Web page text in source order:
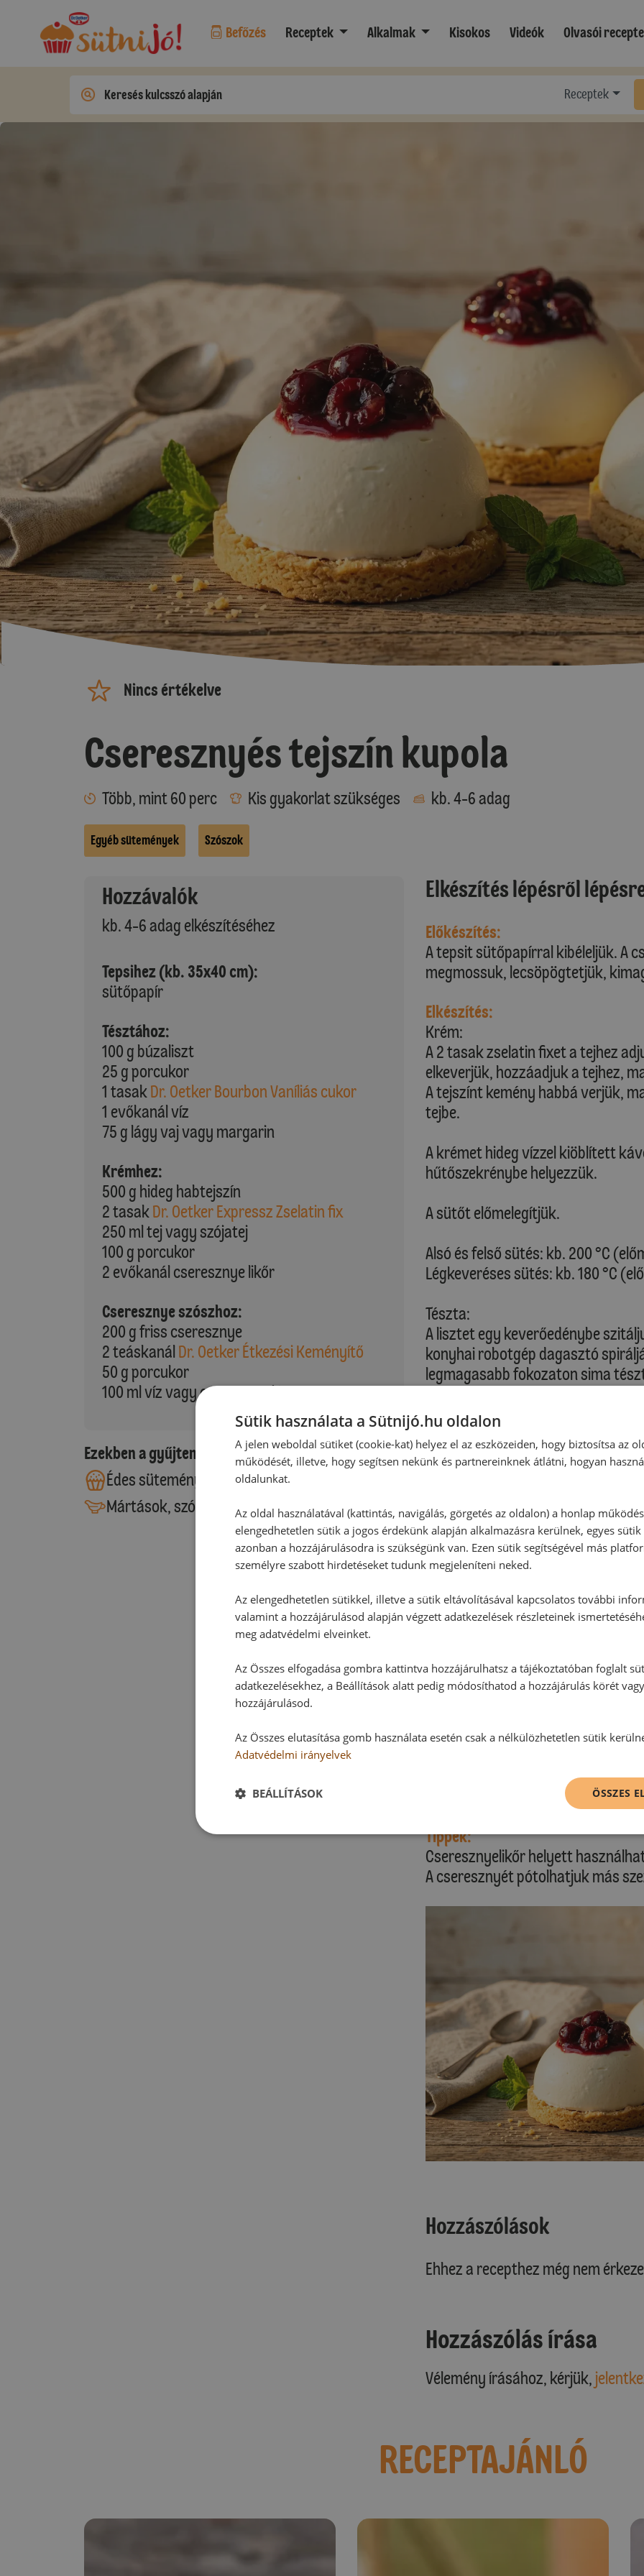
Befőzés Receptek Alkalmak Kisokos Videók Olvasói
Receptek
Nincs értékelve
Cseresznyés tejszín kupola
Több, mint 60 perc Kis gyakorlat szükséges kb. 4-6 adag
Egyéb sütemények Szószok
Hozzávalók
kb. 4-6 adag elkészítéséhez
Tepsihez (kb. 35x40 cm):
sütőpapír
Tésztához:
100 g búzaliszt
25 g porcukor
1 tasakDr. Oetker Bourbon Vaníliás cukor
1 evőkanál víz
75 g lágy vaj vagy margarin
Krémhez:
500 g hideg habtejszín
2 tasakDr. Oetker Expressz Zselatin fix
250 ml tej vagy szójatej
100 g porcukor
2 evőkanál cseresznye likőr
Cseresznye szószhoz:
200 g friss cseresznye
2 teáskanálDr. Oetker Étkezési Keményítő
50 g porcukor
100 ml víz vagy cseresznyelé
Ezekben a gyűjteményekben található:
Édes sütemények
Mártások, szószok, pürék
Elkészítés lépésről
Előkészítés:
A tepsit sütőpapírral kibéleljük. A
megmossuk, lecsöpögtetjük,
Elkészítés:
Krém:
A 2 tasak zselatin fixet a tejhez
elkeverjük, hozzáadjuk a tejhez,
A tejszínt kemény habbá verjük,
tejbe.
A krémet hideg vízzel kiöblített
hűtőszekrénybe helyezzük.
A sütőt előmelegítjük.
Alsó és felső sütés: kb. 200 °C
Légkeveréses sütés: kb. 180 °C
Tészta:
A lisztet egy keverőedénybe
konyhai robotgép dagasztó
legmagasabb fokozaton sima
lisztezett munkalapon vékonyra
lapokat szaggatunk belőle. A
megszurkáljuk, majd az
középső részébe toljuk, és a
Kérjük, vegye figyelembe saját
A megsült tésztát a sütőpapírral
A hűtőből kivéve a krémet a
Az étkezési keményítőt a cukorral
cseresznyelé hozzáadásával
cseresznyelevet az előkészített
mellett felforraljuk, majd
A tortácskákat a még langyos
Tippek:
Cseresznyelikőr helyett
A cseresznyét pótolhatjuk más
Hozzászólások
Ehhez a recepthez még nem
Hozzászólás írása
Vélemény írásához, kérjük,
RECEPTAJÁNLÓ
Sütik használata a Sütnijó.hu oldalon
A jelen weboldal sütiket (cookie-kat) helyez el az eszközeiden, hogy biztosítsa az
működését, illetve, hogy segítsen nekünk és partnereinknek átlátni, hogyan
oldalunkat.
Az oldal használatával (kattintás, navigálás, görgetés az oldalon) a honlap
elengedhetetlen sütik a jogos érdekünk alapján alkalmazásra kerülnek, egyes
azonban a hozzájárulásodra is szükségünk van. Ezen sütik segítségével más
személyre szabott hirdetéseket tudunk megjeleníteni neked.
Az elengedhetetlen sütikkel, illetve a sütik eltávolításával kapcsolatos további
valamint a hozzájárulásod alapján végzett adatkezelések részleteinek
meg adatvédelmi elveinket.
Az Összes elfogadása gombra kattintva hozzájárulhatsz a tájékoztatóban foglalt
adatkezelésekhez, a Beállítások alatt pedig módosíthatod a hozzájárulás körét
hozzájárulásod.
Az Összes elutasítása gomb használata esetén csak a nélkülözhetetlen sütik
Adatvédelmi irányelvek
ÖSSZES
BEÁLLÍTÁSOK